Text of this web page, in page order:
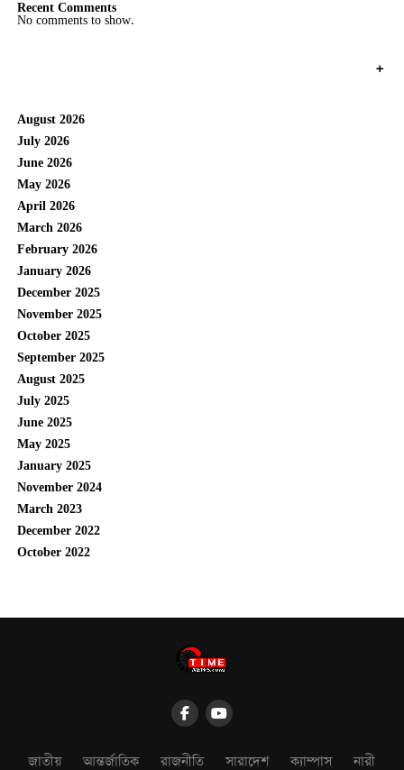
Recent Comments
No comments to show.
+
August 2026
July 2026
June 2026
May 2026
April 2026
March 2026
February 2026
January 2026
December 2025
November 2025
October 2025
September 2025
August 2025
July 2025
June 2025
May 2025
January 2025
November 2024
March 2023
December 2022
October 2022
জাতীয় আন্তর্জাতিক রাজনীতি সারাদেশ ক্যাম্পাস নারী